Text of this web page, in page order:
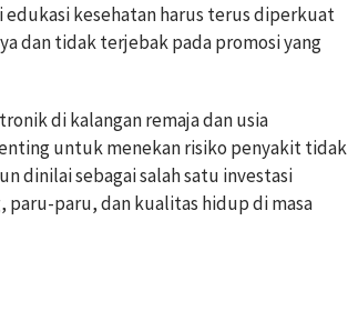
edukasi kesehatan harus terus diperkuat
dan tidak terjebak pada promosi yang
di kalangan remaja dan usia
untuk menekan risiko penyakit tidak
dinilai sebagai salah satu investasi
paru, dan kualitas hidup di masa